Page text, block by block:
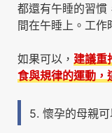
都還有午睡的習慣
間在午睡上。工作
如果可以， 建議重
食與規律的運動，
5. 懷孕的母親可